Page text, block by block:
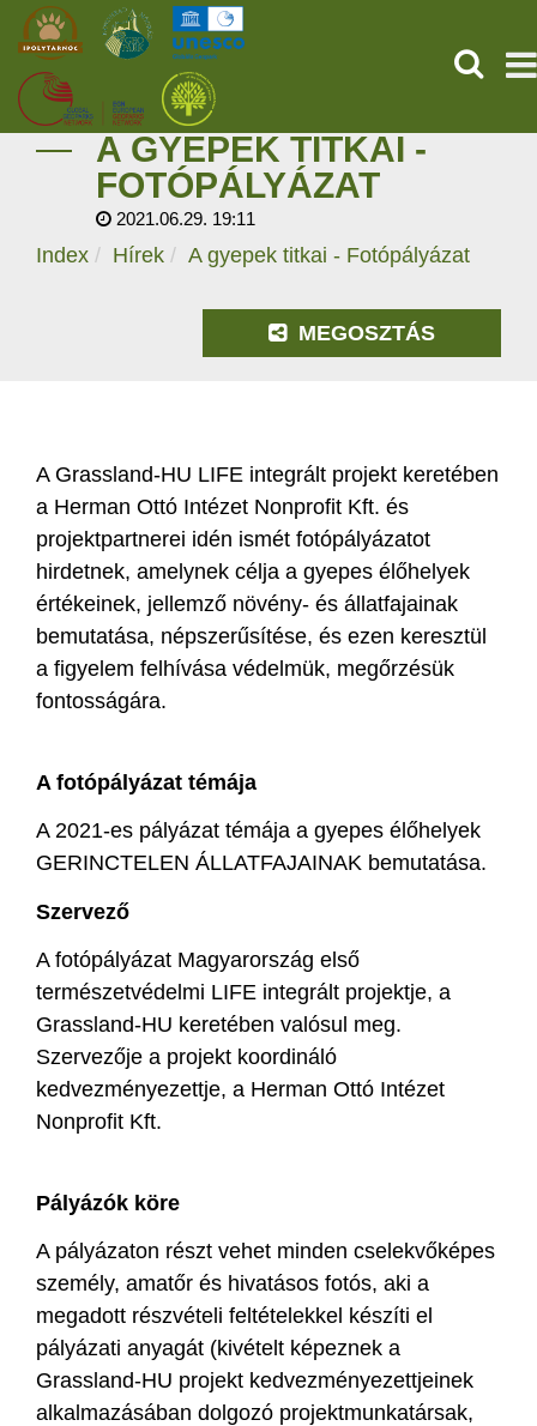
KEZDŐOLDAL
ŐSVILÁGI POMPEJI
A GYEPEK TITKAI -
FOTÓPÁLYÁZAT
2021.06.29. 19:11
Index Hírek A gyepek titkai - Fotópályázat
MEGOSZTÁS
A Grassland-HU LIFE integrált projekt keretében
a Herman Ottó Intézet Nonprofit Kft. és
projektpartnerei idén ismét fotópályázatot
hirdetnek, amelynek célja a gyepes élőhelyek
értékeinek, jellemző növény- és állatfajainak
bemutatása, népszerűsítése, és ezen keresztül
a figyelem felhívása védelmük, megőrzésük
fontosságára.
A fotópályázat témája
A 2021-es pályázat témája a gyepes élőhelyek
GERINCTELEN ÁLLATFAJAINAK bemutatása.
Szervező
A fotópályázat Magyarország első
természetvédelmi LIFE integrált projektje, a
Grassland-HU keretében valósul meg.
Szervezője a projekt koordináló
kedvezményezettje, a Herman Ottó Intézet
Nonprofit Kft.
Pályázók köre
A pályázaton részt vehet minden cselekvőképes
személy, amatőr és hivatásos fotós, aki a
megadott részvételi feltételekkel készíti el
pályázati anyagát (kivételt képeznek a
Grassland-HU projekt kedvezményezettjeinek
alkalmazásában dolgozó projektmunkatársak,